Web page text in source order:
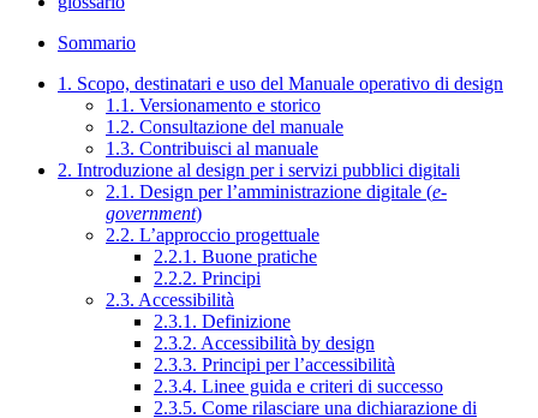
Sommario
1. Scopo, destinatari e uso del Manuale operativo di design
1.1. Versionamento e storico
1.2. Consultazione del manuale
1.3. Contribuisci al manuale
2. Introduzione al design per i servizi pubblici digitali
2.1. Design per l’amministrazione digitale (e-
government)
2.2. L’approccio progettuale
2.2.1. Buone pratiche
2.2.2. Principi
2.3. Accessibilità
2.3.1. Definizione
2.3.2. Accessibilità by design
2.3.3. Principi per l’accessibilità
2.3.4. Linee guida e criteri di successo
2.3.5. Come rilasciare una dichiarazione di